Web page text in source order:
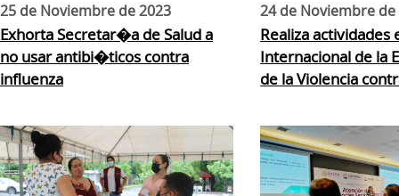
25 de Noviembre de 2023
Exhorta Secretar�a de Salud a
no usar antibi�ticos contra
influenza
24 de Noviembre de
Realiza
Internacional de la
de la Violencia